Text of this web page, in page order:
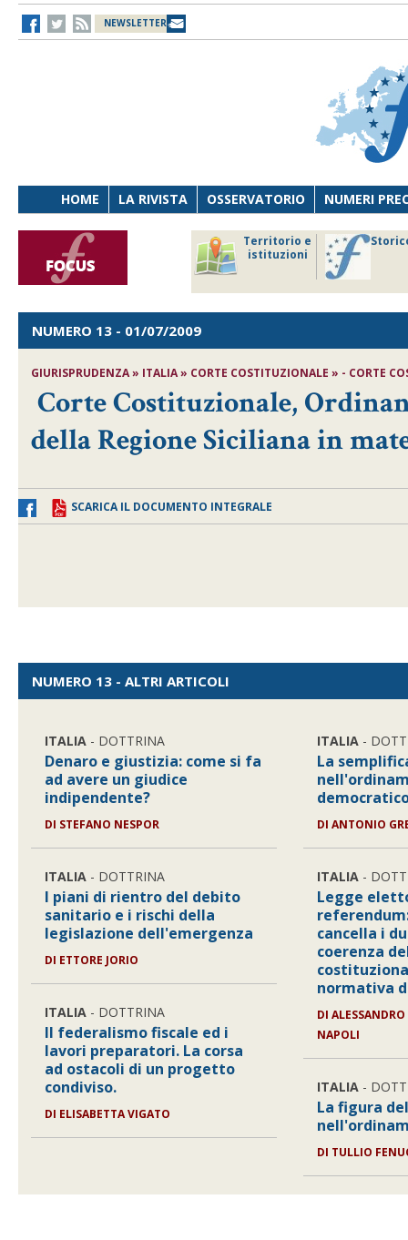
NEWSLETTER
HOME LA RIVISTA OSSERVATORIO NUMERI
Territorio e
istituzioni
NUMERO 13 - 01/07/2009
GIURISPRUDENZA » ITALIA » CORTE COSTITUZIONALE » - CORTE
Corte Costituzionale,
della Regione Siciliana in
SCARICA IL DOCUMENTO INTEGRALE
NUMERO 13 - ALTRI ARTICOLI
ITALIA - DOTTRINA
Denaro e giustizia: come si fa
ad avere un giudice
indipendente?
DI STEFANO NESPOR
ITALIA - DOTTRINA
I piani di rientro del debito
sanitario e i rischi della
legislazione dell'emergenza
DI ETTORE JORIO
ITALIA - DOTTRINA
Il federalismo fiscale ed i
lavori preparatori. La corsa
ad ostacoli di un progetto
condiviso.
DI ELISABETTA VIGATO
ITALIA -
La
DI ANTONIO
ITALIA -
Legge
cancella i
coerenza
normativa
DI
NAPOLI
ITALIA -
La figura
DI TULLIO